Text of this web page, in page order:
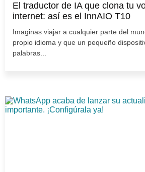
El traductor de IA que clona tu
internet: así es el InnAIO T10
Imaginas viajar a cualquier parte del
propio idioma y que un pequeño
palabras...